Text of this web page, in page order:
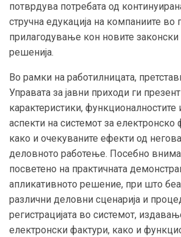
потврдува потребата од
стручна едукација на компаниите во
прилагодување кон новите
решенија.
Во рамки на работилницата,
Управата за јавни приходи ги
карактеристики, функционалностите
аспекти на системот за
како и очекуваните ефекти од
деловното работење. Посебно
посветено на практичната
апликативното решение, при што
различни деловни сценарија и
регистрацијата во системот,
електронски фактури, како и